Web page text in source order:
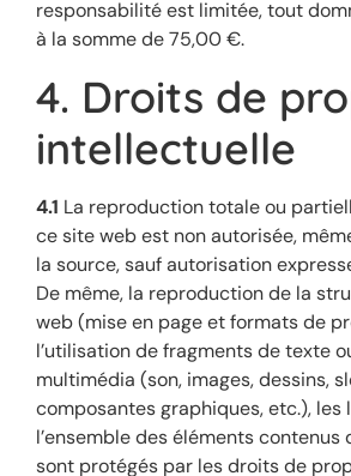
responsabilité est limitée, tout
à la somme de 75,00 €.
4. Droits de
intellectuelle
4.1 La reproduction totale ou
ce site web est non autorisée,
la source, sauf autorisation
De même, la reproduction de la
web (mise en page et formats de
l’utilisation de fragments de texte
multimédia (son, images, dessins,
composantes graphiques, etc.), les
l’ensemble des éléments contenus
sont protégés par les droits de